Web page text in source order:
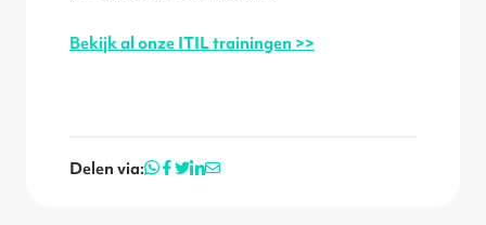
Bekijk al onze ITIL trainingen >>
Delen via: